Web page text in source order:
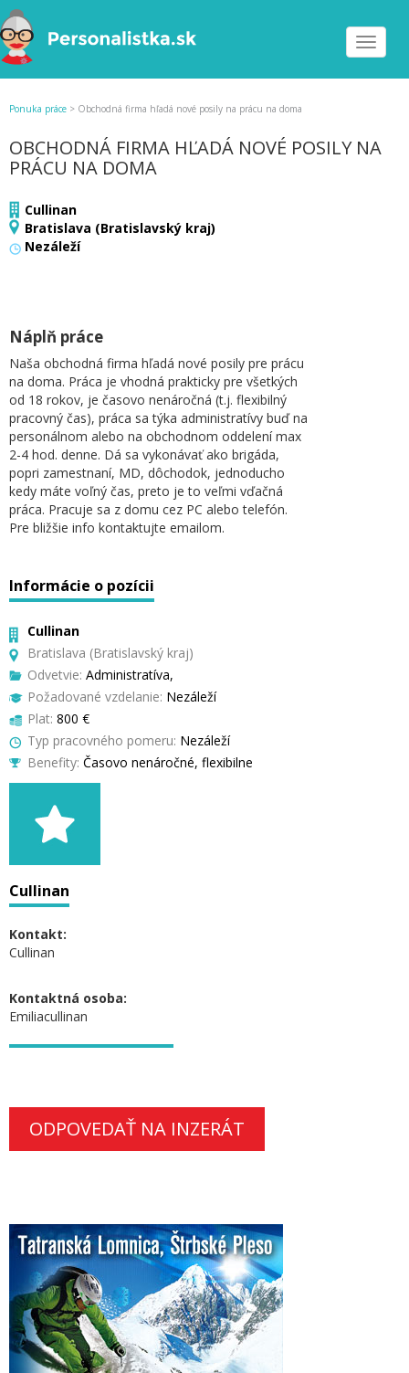
Toggle
Ponuka práce > Obchodná firma hľadá nové posily na prácu na doma
OBCHODNÁ FIRMA HĽADÁ NOVÉ POSILY NA
PRÁCU NA DOMA
Cullinan
Bratislava (Bratislavský kraj)
Nezáleží
Náplň práce
Naša obchodná firma hľadá nové posily pre prácu
na doma. Práca je vhodná prakticky pre všetkých
od 18 rokov, je časovo nenáročná (t.j. flexibilný
pracovný čas), práca sa týka administratívy buď na
personálnom alebo na obchodnom oddelení max
2-4 hod. denne. Dá sa vykonávať ako brigáda,
popri zamestnaní, MD, dôchodok, jednoducho
kedy máte voľný čas, preto je to veľmi vďačná
práca. Pracuje sa z domu cez PC alebo telefón.
Pre bližšie info kontaktujte emailom.
Informácie o pozícii
Cullinan
Bratislava (Bratislavský kraj)
Odvetvie: Administratíva,
Požadované vzdelanie: Nezáleží
Plat: 800 €
Typ pracovného pomeru: Nezáleží
Benefity: Časovo nenáročné, flexibilne
Cullinan
Kontakt:
Cullinan
Kontaktná osoba:
Emiliacullinan
ODPOVEDAŤ NA INZERÁT